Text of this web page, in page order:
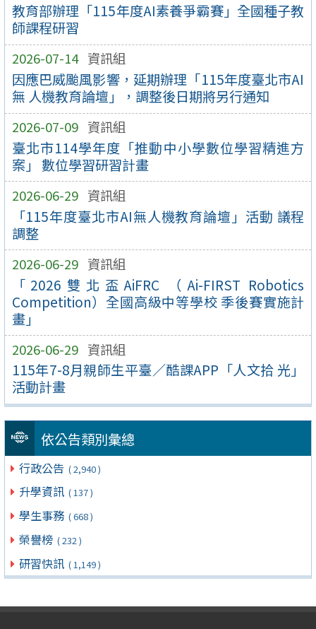
教育部辦理「115年度AI素養爭霸賽」全國種子教
師課程研習
2026-07-14 資訊組
因應巴威颱風影響，延期辦理「115年度臺北市AI
無 人機教育論壇」，調整後日期將另行通知
2026-07-09 資訊組
臺北市114學年度「推動中小學數位學習精進方
案」 數位學習研習計畫
2026-06-29 資訊組
「115年度臺北市AI無人機教育論壇」活動 議程
調整
2026-06-29 資訊組
「2026雙北盃AiFRC （Ai-FIRST Robotics
Competition）全國高級中等學校 季後賽實施計
畫」
2026-06-29 資訊組
115年7-8月親師生平臺／酷課APP「人文拾 光」
活動計畫
依公告類別彙總
行政公告 ( 2,940 )
升學資訊 ( 137 )
學生事務 ( 668 )
榮譽榜 ( 232 )
研習快訊 ( 1,149 )